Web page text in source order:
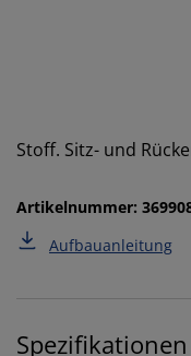
Stoff. Sitz- und
Artikelnummer:
Aufbauanleitung
Spezifikationen